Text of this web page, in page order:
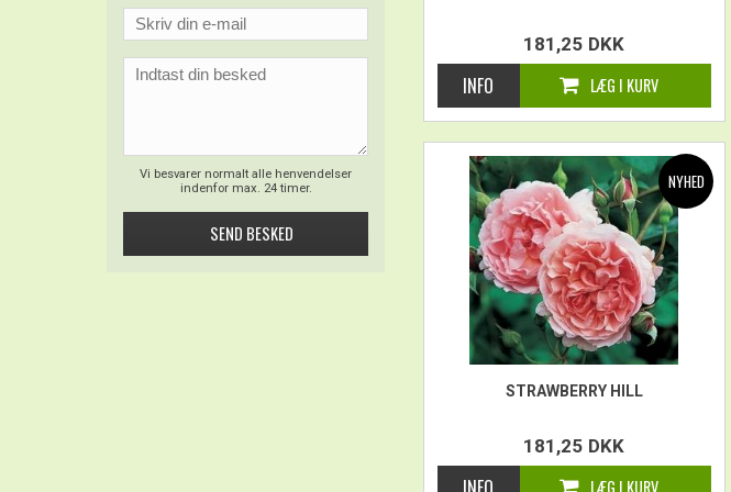
Vi besvarer normalt alle henvendelser
indenfor max. 24 timer.
181,25 DKK
STRAWBERRY HILL
181,25 DKK